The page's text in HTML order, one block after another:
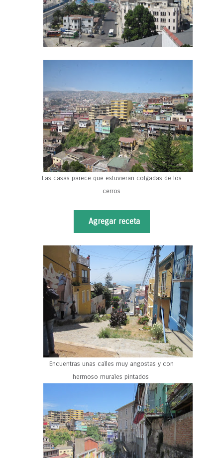
Las casas parece que estuvieran colgadas de los
cerros
Agregar receta
Encuentras unas calles muy angostas y con
hermoso murales pintados